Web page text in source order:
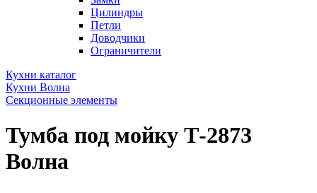
Цилиндры
Петли
Доводчики
Ограничители
Кухни каталог
Кухни Волна
Секционные элементы
Тумба под мойку Т-2873
Волна